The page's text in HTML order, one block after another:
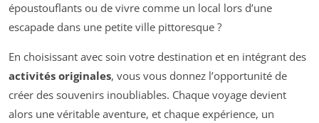
époustouflants ou de vivre comme un local lors d’une
escapade dans une petite ville pittoresque ?
En choisissant avec soin votre destination et en intégrant des
activités originales, vous vous donnez l’opportunité de
créer des souvenirs inoubliables. Chaque voyage devient
alors une véritable aventure, et chaque expérience, un